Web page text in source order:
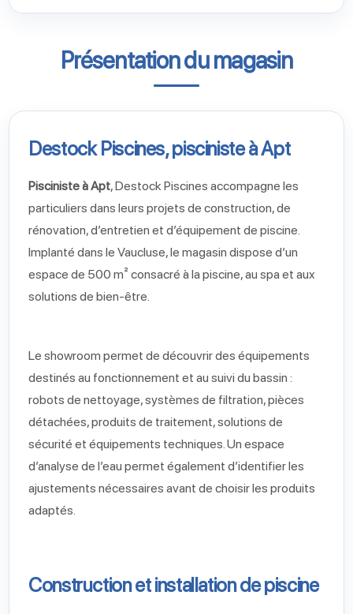
Présentation du magasin
Destock Piscines, pisciniste à Apt
Pisciniste à Apt, Destock Piscines accompagne les
particuliers dans leurs projets de construction, de
rénovation, d’entretien et d’équipement de piscine.
Implanté dans le Vaucluse, le magasin dispose d’un
espace de 500 m² consacré à la piscine, au spa et aux
solutions de bien-être.
Le showroom permet de découvrir des équipements
destinés au fonctionnement et au suivi du bassin :
robots de nettoyage, systèmes de filtration, pièces
détachées, produits de traitement, solutions de
sécurité et équipements techniques. Un espace
d’analyse de l’eau permet également d’identifier les
ajustements nécessaires avant de choisir les produits
adaptés.
Construction et installation de piscine